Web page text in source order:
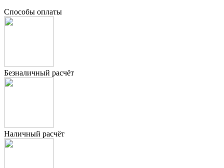
Способы оплаты
Безналичный расчёт
Наличный расчёт